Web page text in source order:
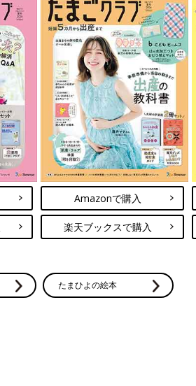
Amazonで購入
楽天ブックスで購入
たまひよの絵本